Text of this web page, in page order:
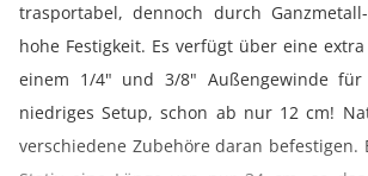
trasportabel, dennoch durch
hohe Festigkeit. Es verfügt über eine
einem 1/4" und 3/8" Außengewinde
niedriges Setup, schon ab nur 12 cm!
verschiedene Zubehöre daran befestigen.